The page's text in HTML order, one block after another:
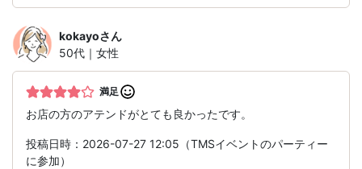
kokayoさん
50代｜女性
満足
お店の方のアテンドがとても良かったです。
投稿日時：2026-07-27 12:05（TMSイベントのパーティー
に参加）